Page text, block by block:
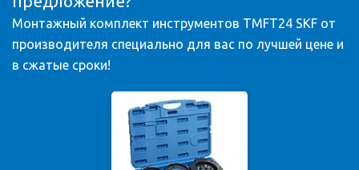
Монтажный комплект инструментов TMFT24 SKF от
производителя специально для вас по лучшей цене и
в сжатые сроки!